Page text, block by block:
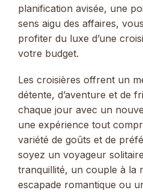
planification avisée, une
sens aigu des affaires,
profiter du luxe d’une
votre budget.
Les croisières offrent un
détente, d’aventure et de
chaque jour avec un
une expérience tout
variété de goûts et de
soyez un voyageur
tranquillité, un couple à la
escapade romantique ou